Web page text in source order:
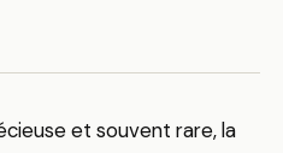
et souvent rare, la